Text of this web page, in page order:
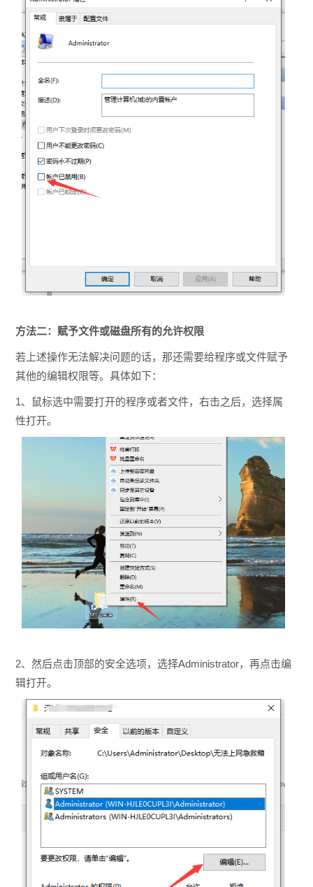
方法二：赋予文件或磁盘所有的允许权限
若上述操作无法解决问题的话，那还需要给程序或文件赋予
其他的编辑权限等。具体如下：
1、鼠标选中需要打开的程序或者文件，右击之后，选择属
性打开。
2、然后点击顶部的安全选项，选择Administrator，再点击编
辑打开。